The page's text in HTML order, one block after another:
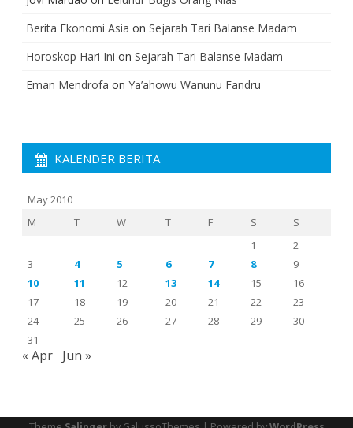
Berita Ekonomi Asia on Sejarah Tari Balanse Madam
Horoskop Hari Ini on Sejarah Tari Balanse Madam
Eman Mendrofa on Ya’ahowu Wanunu Fandru
KALENDER BERITA
May 2010
M
T W T F S
S
1
2
3
4 5 6 7 8
9
10
11 12 13 14 15
16
17
18 19 20 21 22
23
24
25 26 27 28 29
30
31
« Apr Jun »